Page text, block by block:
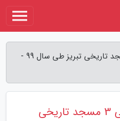
مرمت و سامان دهی 3 مسجد تاریخی تبریز طی سال 99 -
مرمت و سامان دهی 3 مسجد تاریخی